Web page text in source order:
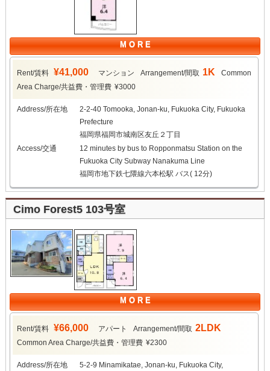
M O R E
Rent/賃料 ¥41,000 マンション Arrangement/間取 1K
Common
Area Charge/共益費・管理費 ¥3000
Address/所在地
2-2-40 Tomooka, Jonan-ku, Fukuoka City, Fukuoka
Prefecture
福岡県福岡市城南区友丘２丁目
Access/交通
12 minutes by bus to Ropponmatsu Station on the
Fukuoka City Subway Nanakuma Line
福岡市地下鉄七隈線六本松駅 バス( 12分)
Cimo Forest5 103号室
M O R E
Rent/賃料 ¥66,000 アパート Arrangement/間取 2LDK
Common Area Charge/共益費・管理費 ¥2300
Address/所在地
5-2-9 Minamikatae, Jonan-ku, Fukuoka City,